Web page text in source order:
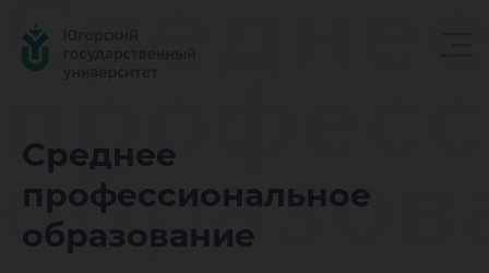
Среднее
профессиональное
образование